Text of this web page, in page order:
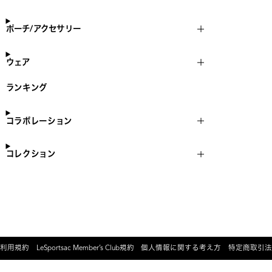
ポーチ/アクセサリー
ウェア
ランキング
コラボレーション
コレクション
利用規約 LeSportsac Member’s Club規約 個人情報に関する考え方 特定商取引